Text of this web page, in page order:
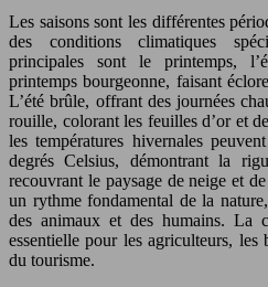
Les saisons sont les différentes
des conditions climatiques
principales sont le printemps,
printemps bourgeonne, faisant
L’été brûle, offrant des journées
rouille, colorant les feuilles d’or et
les températures hivernales
degrés Celsius, démontrant la
recouvrant le paysage de neige et
un rythme fondamental de la
des animaux et des humains. La
essentielle pour les agriculteurs, les
du tourisme.